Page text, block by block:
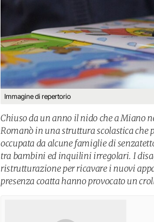
Immagine di repertorio
Chiuso da un anno il nido che a Miano
Romanò in una struttura scolastica che
occupata da alcune famiglie di
tra bambini ed inquilini irregolari. I
ristrutturazione per ricavare i nuovi
presenza coatta hanno provocato un